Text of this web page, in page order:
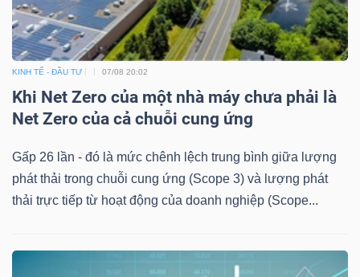
KINH TẾ - ĐẦU TƯ 07/08 20:02
Khi Net Zero của một nhà máy chưa phải là
Net Zero của cả chuỗi cung ứng
Gấp 26 lần - đó là mức chênh lệch trung bình giữa lượng
phát thải trong chuỗi cung ứng (Scope 3) và lượng phát
thải trực tiếp từ hoạt động của doanh nghiệp (Scope...
Bài
viết
của
tác
giả
(-)
Báo
cáo
tích